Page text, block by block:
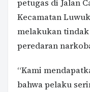
petugas di Jalan
Kecamatan
melakukan
peredaran
“Kami
bahwa pelaku